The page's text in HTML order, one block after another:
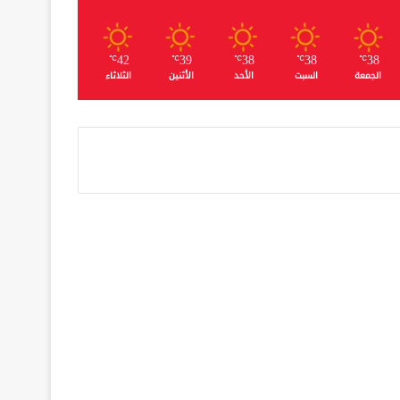
38
℃
الجمعة
38
℃
السبت
38
℃
الأحد
39
℃
الأثنين
42
℃
الثلاثاء